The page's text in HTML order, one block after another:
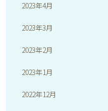
2023年4月
2023年3月
2023年2月
2023年1月
2022年12月